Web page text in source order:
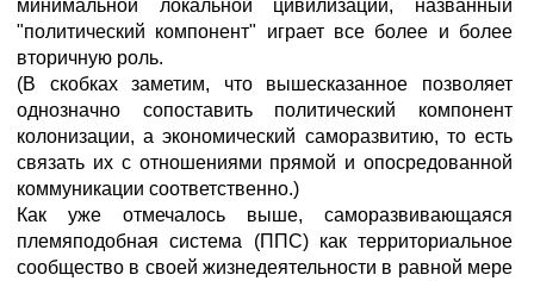
минимальной локальной цивилизации, названный
"политический компонент" играет все более и более
вторичную роль.
(В скобках заметим, что вышесказанное позволяет
однозначно сопоставить политический компонент
колонизации, а экономический саморазвитию, то есть
связать их с отношениями прямой и опосредованной
коммуникации соответственно.)
Как уже отмечалось выше, саморазвивающаяся
племяподобная система (ППС) как территориальное
сообщество в своей жизнедеятельности в равной мере